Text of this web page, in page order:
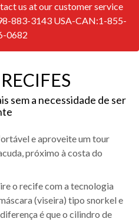
us at our customer service
883-3143 USA-CAN:1-855-
0682
sem a necessidade de ser
e aproveite um tour
próximo à costa do
o recife com a tecnologia
(viseira) tipo snorkel e
é que o cilindro de